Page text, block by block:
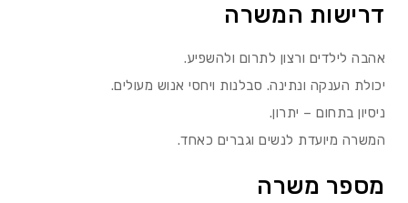
דרישות המשרה
אהבה לילדים ורצון לתרום ולהשפיע.
יכולת הענקה ונתינה. סבלנות ויחסי אנוש מעולים.
ניסיון בתחום – יתרון.
המשרה מיועדת לנשים וגברים כאחד.
מספר משרה